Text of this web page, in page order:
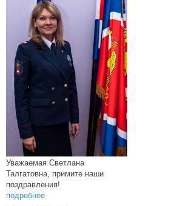
Уважаемая Светлана
Талгатовна, примите наши
поздравления!
подробнее